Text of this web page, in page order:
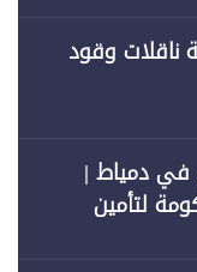
وقود
في دمياط |
لتأمين